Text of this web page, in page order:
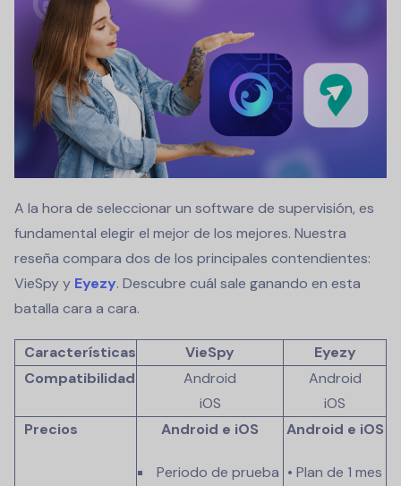
A la hora de seleccionar un software de supervisión, es
fundamental elegir el mejor de los mejores. Nuestra
reseña compara dos de los principales contendientes:
VieSpy y Eyezy. Descubre cuál sale ganando en esta
batalla cara a cara.
Características VieSpy
Eyezy
Compatibilidad
Android
iOS
Android
iOS
Precios
Android e iOS
Periodo de prueba
Android e iOS
• Plan de 1 mes